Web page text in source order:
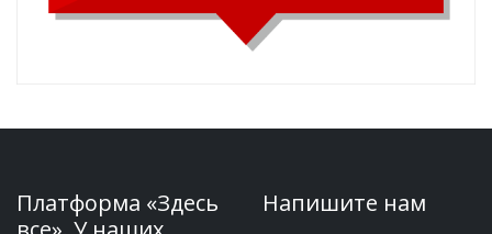
Платформа «Здесь
Напишите нам